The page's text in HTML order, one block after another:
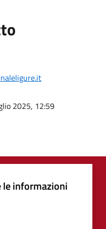
2025, 12:59
le informazioni